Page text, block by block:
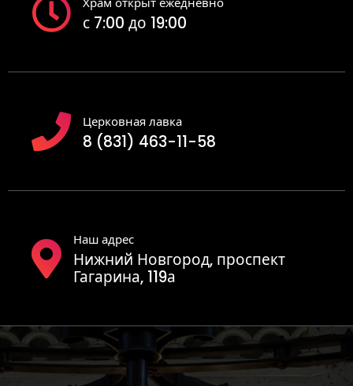
с 7:00 до 19:00
Церковная лавка
8 (831) 463-11-58
Наш адрес
Нижний Новгород, проспект
Гагарина, 119а